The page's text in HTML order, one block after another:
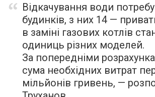
Відкачування води
будинків, з них 14 —
в заміні газових котлів
одиниць різних моделей.
За попередніми
сума необхідних витрат
мільйонів гривень, —